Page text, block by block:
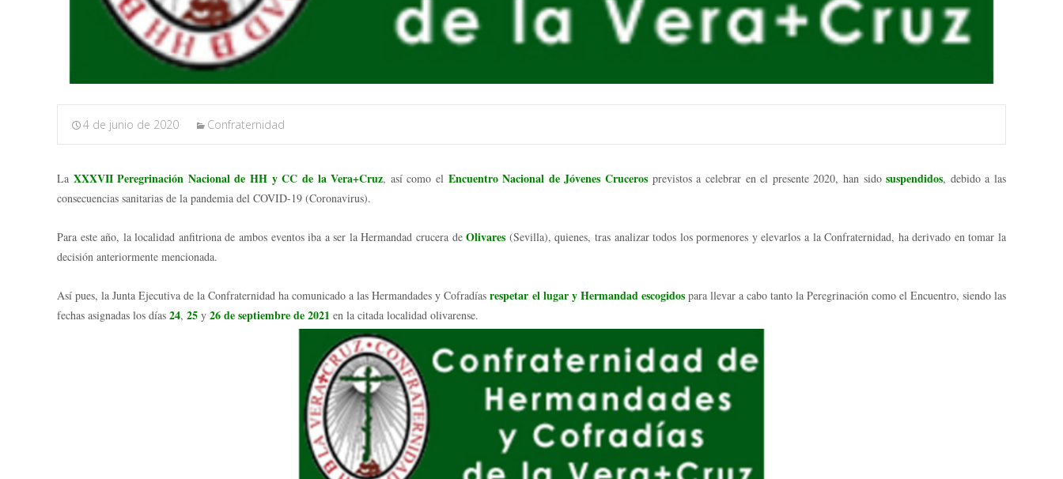
4 de junio de 2020 Confraternidad
La XXXVII Peregrinación Nacional de HH y CC de la Vera+Cruz, así como el Encuentro Nacional de Jóvenes Cruceros previstos a celebrar en el presente 2020, han sidosuspendidos, debido a las
consecuencias sanitarias de la pandemia del COVID-19 (Coronavirus).
Para este año, la localidad anfitriona de ambos eventos iba a ser la Hermandad crucera deOlivares (Sevilla), quienes, tras analizar todos los pormenores y elevarlos a la Confraternidad, ha derivado en tomar la
decisión anteriormente mencionada.
Así pues, la Junta Ejecutiva de la Confraternidad ha comunicado a las Hermandades y Cofradíasrespetar el lugar y Hermandad escogidospara llevar a cabo tanto la Peregrinación como el Encuentro, siendo las
fechas asignadas los días 24, 25 y 26de septiembre de 2021 en la citada localidad olivarense.